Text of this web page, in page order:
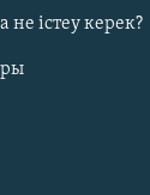
не істеу керек?